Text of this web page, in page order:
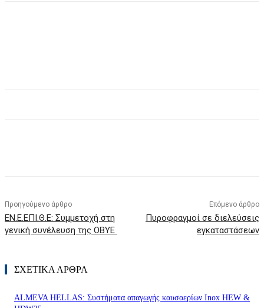
Προηγούμενο άρθρο
ΕΝ.Ε.ΕΠΙ.Θ.Ε: Συμμετοχή στη
γενική συνέλευση της ΟΒΥΕ
Επόμενο άρθρο
Πυροφραγμοί σε διελεύσεις
εγκαταστάσεων
ΣΧΕΤΙΚΑ ΑΡΘΡΑ
ALMEVA HELLAS: Συστήματα απαγωγής καυσαερίων Inox HEW &